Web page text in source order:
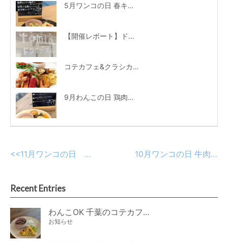
5月ワンコの日 春キャベツを使ったリゾット
【開催レポート】ドライブスルーミニマルシェ（コテカフェ＆呂久呂）
コテカフェ&クラシカ10周年！スペシャルメニューがスタート♪
9月わんこの日 鶏肉ときのこのオートミールリゾット
10月ワンコの日 牛肉のボロネーゼ風リゾット
<<11月ワンコの日 鮭ときのこのオートミールリゾット
Recent Entries
わんこOK 千葉のコテカフェ 8月わんこの日 オートミールdeローストビーフライス
お知らせ